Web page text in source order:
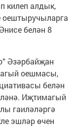
килеп алдык,
оештыручыларга
белән 8
Әзәрбайҗан
оешмасы,
белән
Иҗтимагый
гаиләләргә
эшләр өчен